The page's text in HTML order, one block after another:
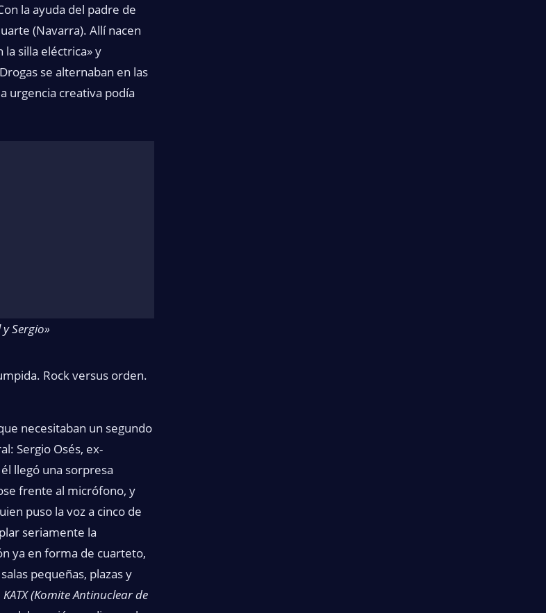
la ayuda del padre de
(Navarra). Allí nacen
silla eléctrica» y
se alternaban en las
urgencia creativa podía
Sergio»
Rock versus orden.
necesitaban un segundo
Sergio Osés, ex-
llegó una sorpresa
frente al micrófono, y
puso la voz a cinco de
seriamente la
ya en forma de cuarteto,
pequeñas, plazas y
KATX (Komite Antinuclear de